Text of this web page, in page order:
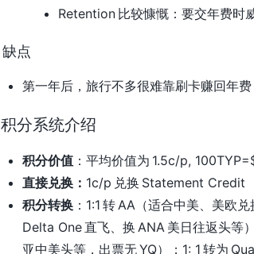
Retention 比较慷慨：要交年费时
缺点
第一年后，旅行不多很难靠刷卡赚回年
积分系统介绍
积分价值 ：平均价值为 1.5c/p,
直接兑换： 1c/p 兑换 Statement Credit
积分转换 ：1:1 转 AA（适合中美、美欧
Delta One 直飞、换 ANA 美日往返头等
亚中美头等，出票无 YQ）；1: 1 转为